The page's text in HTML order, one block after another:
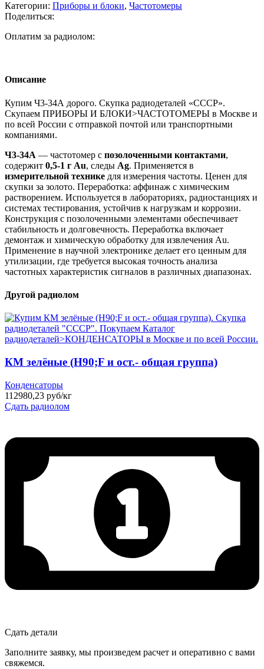
Категории: Приборы и блоки, Частотомеры
Поделиться:
Оплатим за радиолом:
Описание
Купим Ч3-34А дорого. Скупка радиодеталей «СССР».
Скупаем ПРИБОРЫ И БЛОКИ>ЧАСТОТОМЕРЫ в Москве и
по всей России с отправкой почтой или транспортными
компаниями.
Ч3-34А — частотомер с позолоченными контактами,
содержит 0,5-1 г Au, следы Ag. Применяется в
измерительной технике для измерения частоты. Ценен для
скупки за золото. Переработка: аффинаж с химическим
растворением. Используется в лабораториях, радиостанциях и
системах тестирования, устойчив к нагрузкам и коррозии.
Конструкция с позолоченными элементами обеспечивает
стабильность и долговечность. Переработка включает
демонтаж и химическую обработку для извлечения Au.
Применение в научной электронике делает его ценным для
утилизации, где требуется высокая точность анализа
частотных характеристик сигналов в различных диапазонах.
Другой радиолом
КМ зелёные (H90;F и ост.- общая группа)
Конденсаторы
112980,23 руб/кг
Сдать радиолом
Сдать детали
Заполните заявку, мы произведем расчет и оперативно с вами
свяжемся.